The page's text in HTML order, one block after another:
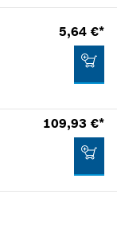
5,64 €*
109,93 €*